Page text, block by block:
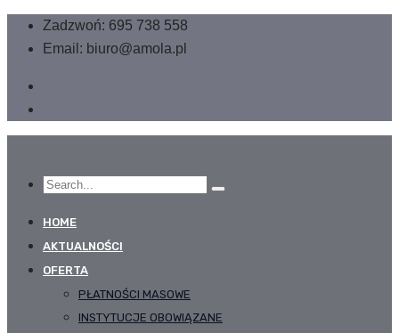
Zadzwoń: 695 738 558
Email: biuro@amola.pl
HOME
AKTUALNOŚCI
OFERTA
PŁATNOŚCI MASOWE
INSTYTUCJE OBOWIĄZANE